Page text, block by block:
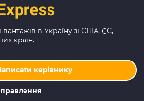
вантажів в Україну зі США, ЄС,
країн.
керівнику